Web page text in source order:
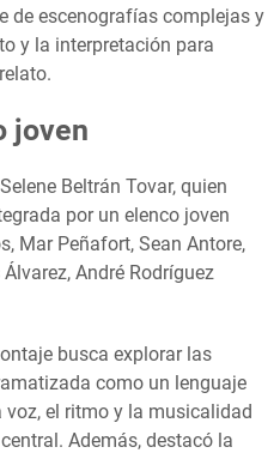
de escenografías complejas y
y la interpretación para
joven
Beltrán Tovar, quien
por un elenco joven
Mar Peñafort, Sean Antore,
André Rodríguez
busca explorar las
como un lenguaje
voz, el ritmo y la musicalidad
Además, destacó la